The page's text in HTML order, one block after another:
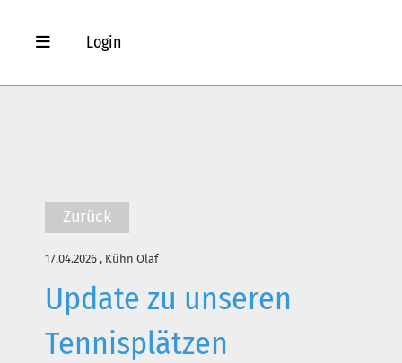
Login
Zurück
17.04.2026 , Kühn Olaf
Update zu unseren
Tennisplätzen